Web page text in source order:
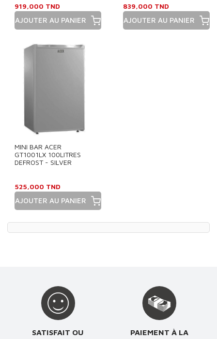
919,000 TND
AJOUTER AU PANIER
839,000 TND
AJOUTER AU PANIER
MINI BAR ACER
GT1001LX 100LITRES
DEFROST - SILVER
525,000 TND
AJOUTER AU PANIER
SATISFAIT OU
PAIEMENT À LA